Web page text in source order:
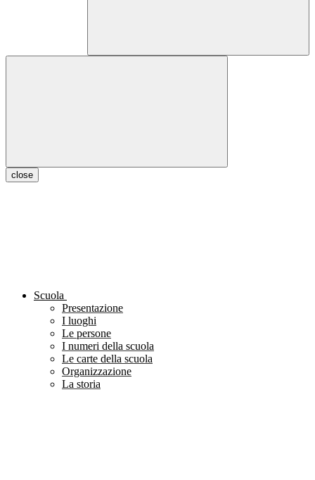
close
Scuola
Presentazione
I luoghi
Le persone
I numeri della scuola
Le carte della scuola
Organizzazione
La storia